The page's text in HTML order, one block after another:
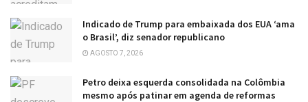
Indicado de Trump para embaixada dos EUA ‘ama
o Brasil’, diz senador republicano
AGOSTO 7, 2026
Petro deixa esquerda consolidada na Colômbia
mesmo após patinar em agenda de reformas